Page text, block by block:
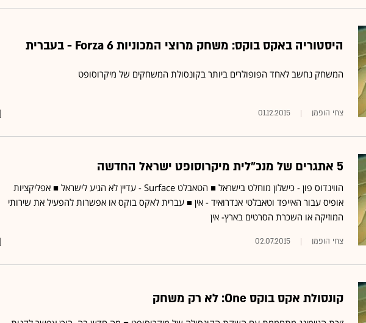
היסטוריה באקס בוקס: משחק מרוצי המכוניות Forza 6 - בעברית
המשחק נחשב לאחד הפופולרים ביותר בקונסולת המשחקים של מיקרוסופט
צחי הופמן 01.12.2015
5 אתגרים של מנכ"לית מיקרוסופט ישראל החדשה
הווינדוס פון - כישלון מוחלט בישראל ■ הטאבלט Surface - עדיין לא הגיע לישראל ■ אפליקציות
אופיס עבור האייפד וטאבלטי אנדרואיד - אין ■ עברית לאקס בוקס או אפשרות להפעיל את שירותי
המוזיקה או השכרת הסרטים בארץ- אין
צחי הופמן 02.07.2015
קונסולת אקס בוקס One: לא רק משחק